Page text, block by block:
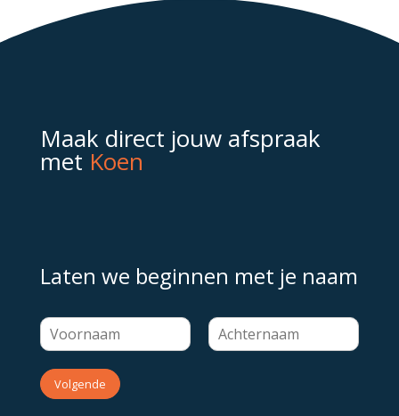
Maak direct jouw afspraak
met Koen
Laten we beginnen met je naam
Volgende